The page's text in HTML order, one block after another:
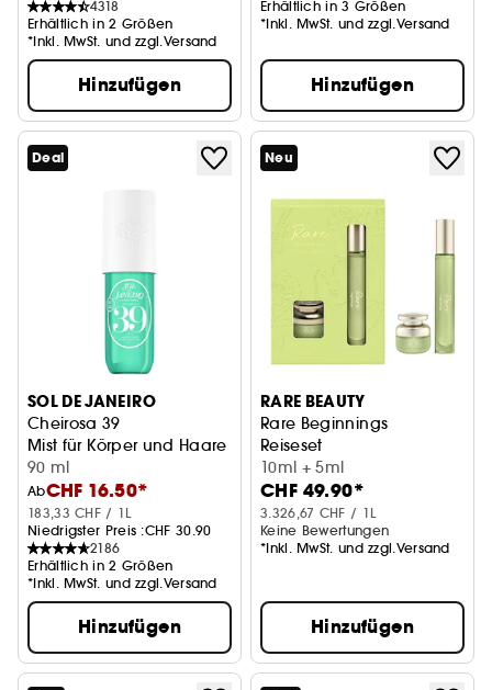
4318
Erhältlich in 2 Größen
*Inkl. MwSt. und zzgl.Versand
Hinzufügen
Erhältlich in 3 Größen
*Inkl. MwSt. und zzgl.Versand
Hinzufügen
Deal
SOL DE JANEIRO
Cheirosa 39
Mist für Körper und Haare
90 ml
AbCHF 16.50*
183,33 CHF / 1L
Niedrigster Preis :CHF 30.90
2186
Erhältlich in 2 Größen
*Inkl. MwSt. und zzgl.Versand
Hinzufügen
Neu
RARE BEAUTY
Rare Beginnings
Reiseset
10ml + 5ml
CHF 49.90*
3.326,67 CHF / 1L
Keine Bewertungen
*Inkl. MwSt. und zzgl.Versand
Hinzufügen